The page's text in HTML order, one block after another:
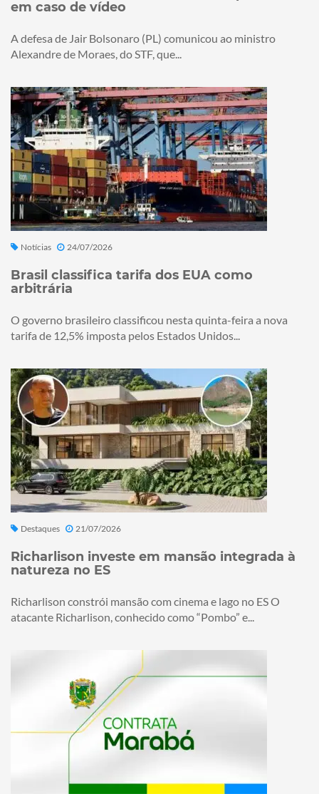
em caso de vídeo
A defesa de Jair Bolsonaro (PL) comunicou ao ministro
Alexandre de Moraes, do STF, que...
Notícias 24/07/2026
Brasil classifica tarifa dos EUA como
arbitrária
O governo brasileiro classificou nesta quinta-feira a nova
tarifa de 12,5% imposta pelos Estados Unidos...
Destaques 21/07/2026
Richarlison investe em mansão integrada à
natureza no ES
Richarlison constrói mansão com cinema e lago no ES O
atacante Richarlison, conhecido como “Pombo” e...